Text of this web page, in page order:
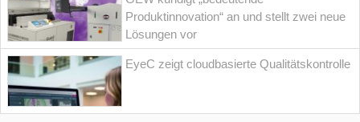
Produktinnovation“ an und stellt zwei neue
Lösungen vor
EyeC zeigt cloudbasierte Qualitätskontrolle